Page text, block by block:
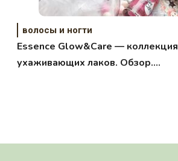
волосы и ногти
Essence Glow&Care — коллекция
ухаживающих лаков. Обзор.